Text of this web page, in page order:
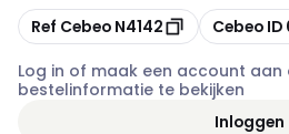
Kopiëren
Ref Cebeo N4142 Kopiëren
Cebeo ID
Log in of maak een account aan
bestelinformatie te bekijken
Inloggen